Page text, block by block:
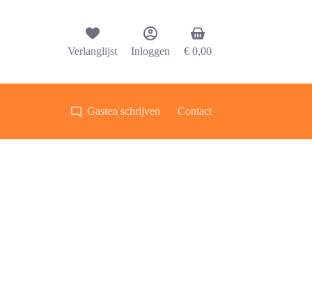
Verlanglijst Inloggen
Winkelwagen
€ 0,00
Gasten schrijven Contact